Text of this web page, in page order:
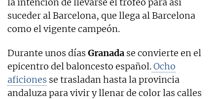
suceder al Barcelona, que llega al Barcelona
como el vigente campeón.
Durante unos días Granada se convierte en el
epicentro del baloncesto español.Ocho
aficiones se trasladan hasta la provincia
andaluza para vivir y llenar de color las calles